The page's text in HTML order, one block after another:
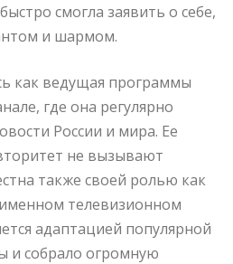
смогла заявить о себе,
и шармом.
как ведущая программы
где она регулярно
России и мира. Ее
не вызывают
также своей ролью как
телевизионном
адаптацией популярной
и собрало огромную